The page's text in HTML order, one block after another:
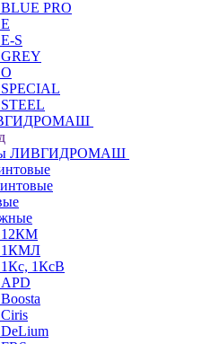
PRO
S
ЛИВГИДРОМАШ
12КМ
1КМЛ
1КсВ